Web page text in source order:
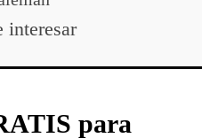
interesar
para